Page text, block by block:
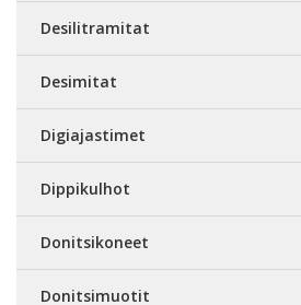
Desilitramitat
Desimitat
Digiajastimet
Dippikulhot
Donitsikoneet
Donitsimuotit